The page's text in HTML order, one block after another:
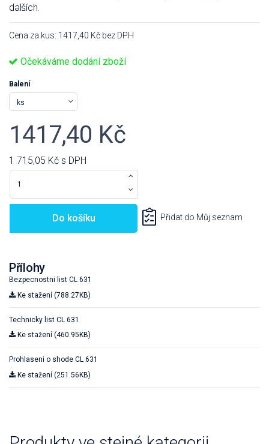
dalších.
Cena za kus: 1417,40 Kč bez DPH
Očekáváme dodání zboží
Balení
1417,40 Kč
1 715,05 Kč s DPH
Do košíku Přidat do Můj seznam
Přílohy
Bezpecnostni list CL 631
Ke stažení (788.27KB)
Technicky list CL 631
Ke stažení (460.95KB)
Prohlaseni o shode CL 631
Ke stažení (251.56KB)